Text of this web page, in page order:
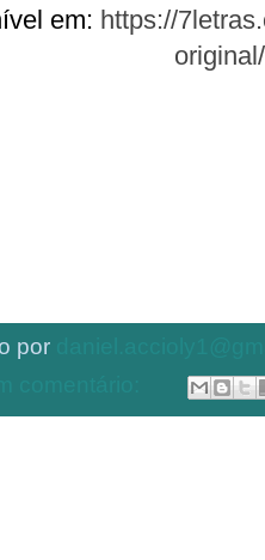
em: https://
original/
por